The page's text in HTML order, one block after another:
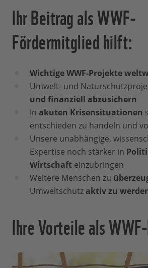
Ihr Beitrag als WWF-
Fördermitglied hilft:
Wichtige WWF-Projekte
Umwelt- und
und finanziell abzusichern
In akuten Krisensituationen
entschieden zu handeln und
Unsere unabhängige,
Expertise noch stärker in
Wirtschaft einzubringen
Weitere Menschen zu
Umweltschutz aktiv zu
Ihre Vorteile als